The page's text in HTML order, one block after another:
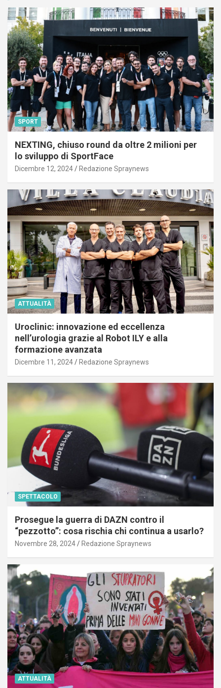
SPORT
NEXTING, chiuso round da oltre 2 milioni per
lo sviluppo di SportFace
Dicembre 12, 2024 Redazione Spraynews
ATTUALITÀ
Uroclinic: innovazione ed eccellenza
nell’urologia grazie al Robot ILY e alla
formazione avanzata
Dicembre 11, 2024 Redazione Spraynews
SPETTACOLO
Prosegue la guerra di DAZN contro il
“pezzotto”: cosa rischia chi continua a usarlo?
Novembre 28, 2024 Redazione Spraynews
ATTUALITÀ